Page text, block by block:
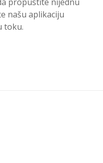
našu aplikaciju
toku.